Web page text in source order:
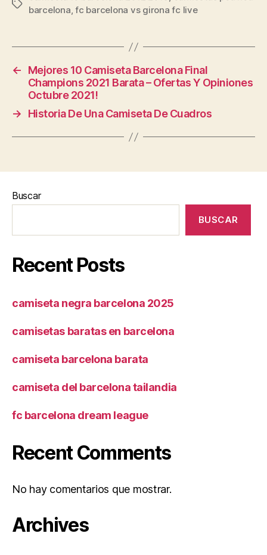
Etiquetas
barcelona,fc barcelona vs girona fc live
←
Mejores 10 Camiseta Barcelona Final
Champions 2021 Barata – Ofertas Y Opiniones
Octubre 2021!
→
Historia De Una Camiseta De Cuadros
Buscar
BUSCAR
Recent Posts
camiseta negra barcelona 2025
camisetas baratas en barcelona
camiseta barcelona barata
camiseta del barcelona tailandia
fc barcelona dream league
Recent Comments
No hay comentarios que mostrar.
Archives